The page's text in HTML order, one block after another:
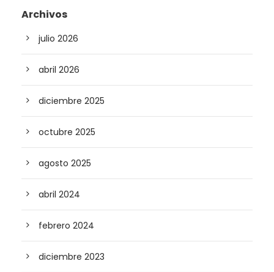
Archivos
julio 2026
abril 2026
diciembre 2025
octubre 2025
agosto 2025
abril 2024
febrero 2024
diciembre 2023